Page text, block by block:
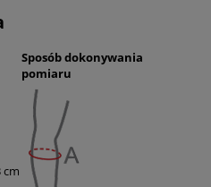
Sposób dokonywania
pomiaru
cm